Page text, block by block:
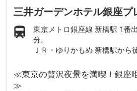
三井ガーデンホテル銀座プ
東京メトロ銀座線 新橋駅 1番
分。
ＪＲ・ゆりかもめ 新橋駅から
≪東京の贅沢夜景を満喫！銀座
≫